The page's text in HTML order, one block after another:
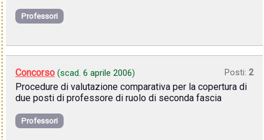
Professori
Concorso (scad. 6 aprile 2006) Posti: 2
Procedure di valutazione comparativa per la copertura di
due posti di professore di ruolo di seconda fascia
Professori